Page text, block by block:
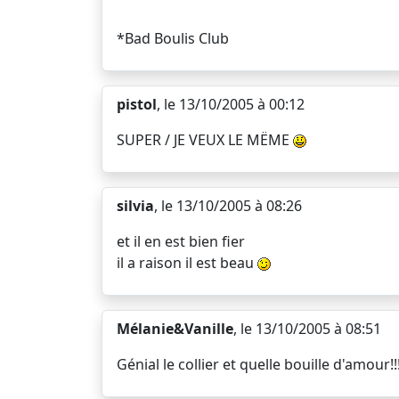
*Bad Boulis Club
pistol, le 13/10/2005 à 00:12
SUPER / JE VEUX LE MËME
silvia, le 13/10/2005 à 08:26
et il en est bien fier
il a raison il est beau
Mélanie&Vanille, le 13/10/2005 à 08:51
Génial le collier et quelle bouille